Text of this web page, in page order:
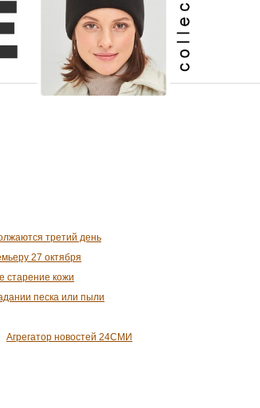
третий день
27 октября
старение кожи
песка или пыли
Агрегатор новостей 24СМИ